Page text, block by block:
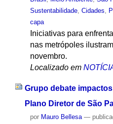
Sustentabilidade, Cidades
capa
Iniciativas para
nas metrópoles
novembro.
Localizado em
Grupo debate
Plano Diretor de São
por Mauro Bellesa —